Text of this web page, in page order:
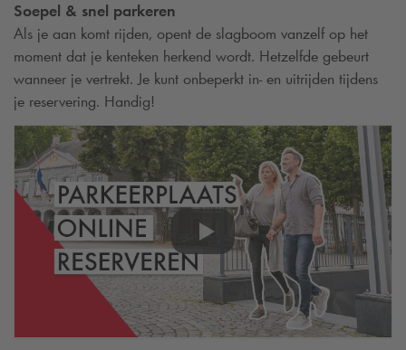
Soepel & snel parkeren
Als je aan komt rijden, opent de slagboom vanzelf op het
moment dat je kenteken herkend wordt. Hetzelfde gebeurt
wanneer je vertrekt. Je kunt onbeperkt in- en uitrijden tijdens
je reservering. Handig!